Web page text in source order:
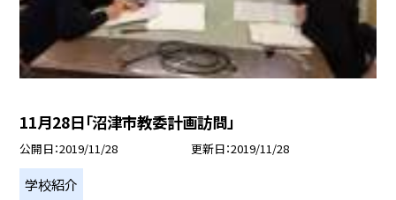
11月28日「沼津市教委計画訪問」
公開日 2019/11/28 更新日 2019/11/28
学校紹介